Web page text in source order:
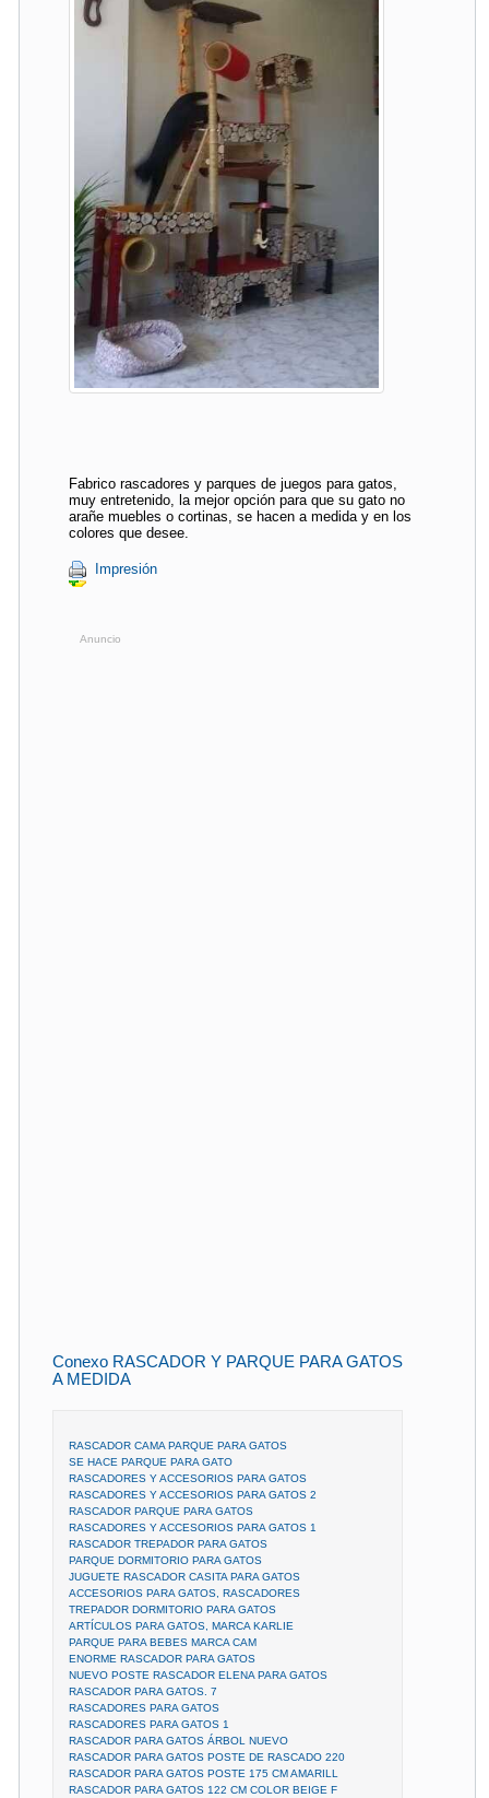
Fabrico rascadores y parques de juegos para gatos,
muy entretenido, la mejor opción para que su gato no
arañe muebles o cortinas, se hacen a medida y en los
colores que desee.
Impresión
Anuncio
Conexo RASCADOR Y PARQUE PARA GATOS
A MEDIDA
RASCADOR CAMA PARQUE PARA GATOS
SE HACE PARQUE PARA GATO
RASCADORES Y ACCESORIOS PARA GATOS
RASCADORES Y ACCESORIOS PARA GATOS 2
RASCADOR PARQUE PARA GATOS
RASCADORES Y ACCESORIOS PARA GATOS 1
RASCADOR TREPADOR PARA GATOS
PARQUE DORMITORIO PARA GATOS
JUGUETE RASCADOR CASITA PARA GATOS
ACCESORIOS PARA GATOS, RASCADORES
TREPADOR DORMITORIO PARA GATOS
ARTÍCULOS PARA GATOS, MARCA KARLIE
PARQUE PARA BEBES MARCA CAM
ENORME RASCADOR PARA GATOS
NUEVO POSTE RASCADOR ELENA PARA GATOS
RASCADOR PARA GATOS. 7
RASCADORES PARA GATOS
RASCADORES PARA GATOS 1
RASCADOR PARA GATOS ÁRBOL NUEVO
RASCADOR PARA GATOS POSTE DE RASCADO 220
RASCADOR PARA GATOS POSTE 175 CM AMARILL
RASCADOR PARA GATOS 122 CM COLOR BEIGE F